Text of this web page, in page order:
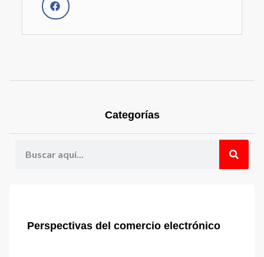
Categorías
Perspectivas del comercio electrónico